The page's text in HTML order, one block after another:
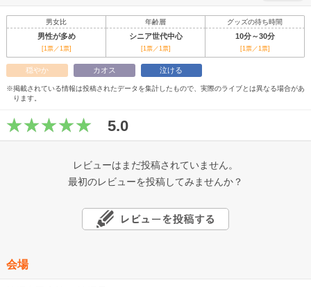
男女比 年齢層 グッズの待ち時間
男性が多め シニア世代中心 10分～30分
[1票／1票] [1票／1票] [1票／1票]
穏やか カオス 泣ける
※掲載されている情報は投稿されたデータを集計したもので、実際のライブとは異なる場合があ
ります。
5.0
レビューはまだ投稿されていません。
最初のレビューを投稿してみませんか？
会場